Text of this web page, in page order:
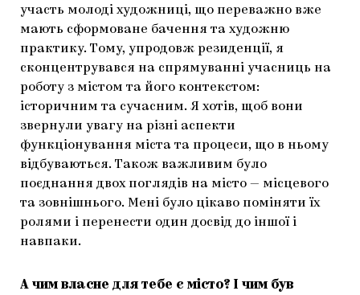
участь молоді художниці, що переважно вже
мають сформоване бачення та художню
практику. Тому, упродовж резиденції, я
сконцентрувався на спрямуванні учасниць на
роботу з містом та його контекстом:
історичним та сучасним. Я хотів, щоб вони
звернули увагу на різні аспекти
функціонування міста та процеси, що в ньому
відбуваються. Також важливим було
поєднання двох поглядів на місто — місцевого
та зовнішнього. Мені було цікаво поміняти їх
ролями і перенести один досвід до іншої і
навпаки.
А чим власне для тебе є місто? І чим був